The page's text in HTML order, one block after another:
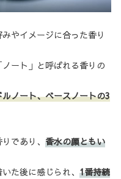
やイメージに合った香り
ート」と呼ばれる香りの
ノート、ベースノートの3
であり、 香水の顔ともい
た後に感じられ、 1番持続